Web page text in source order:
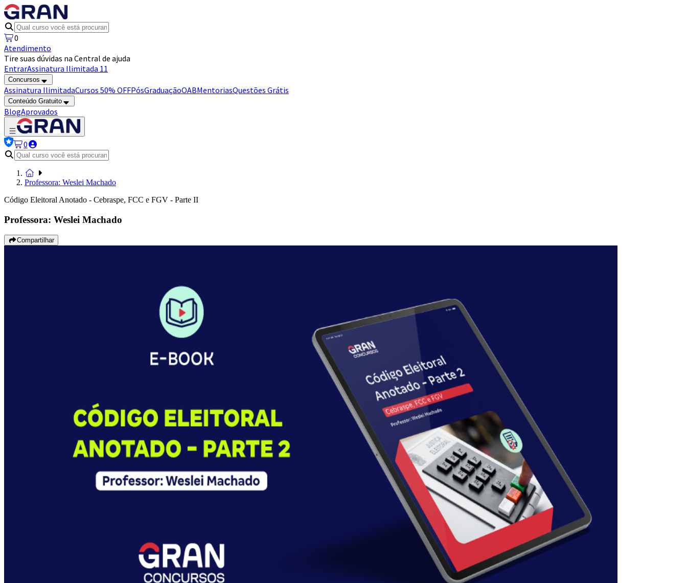
0
Atendimento
Tire suas dúvidas na Central de ajuda
EntrarAssinatura Ilimitada 11
Concursos
Assinatura IlimitadaCursos 50% OFFPósGraduaçãoOABMentoriasQuestões Grátis
Conteúdo Gratuito
BlogAprovados
0
Professora: Weslei Machado
Código Eleitoral Anotado - Cebraspe, FCC e FGV - Parte II
Professora: Weslei Machado
Compartilhar